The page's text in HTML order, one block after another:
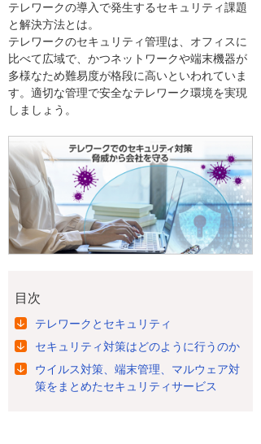
テレワークの導入で発生するセキュリティ課題
と解決方法とは。
テレワークのセキュリティ管理は、オフィスに
比べて広域で、かつネットワークや端末機器が
多様なため難易度が格段に高いといわれていま
す。適切な管理で安全なテレワーク環境を実現
しましょう。
目次
テレワークとセキュリティ
セキュリティ対策はどのように行うのか
ウイルス対策、端末管理、マルウェア対
策をまとめたセキュリティサービス